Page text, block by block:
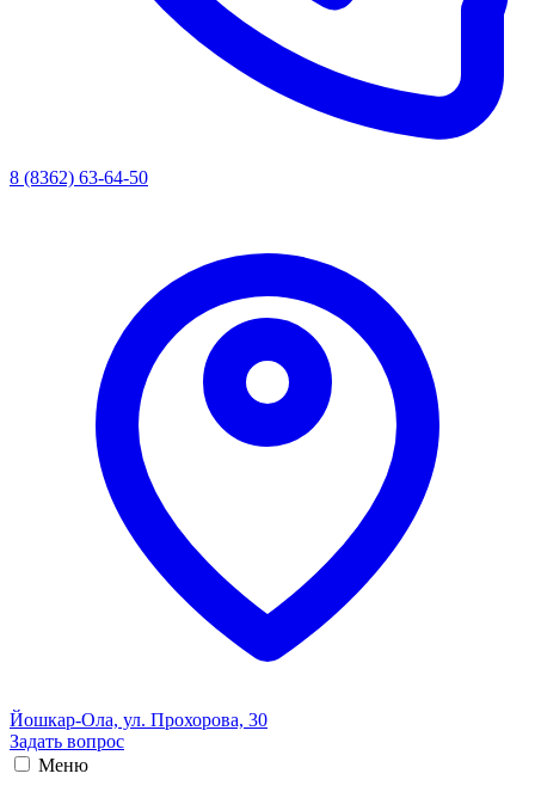
8 (8362) 63-64-50
Йошкар-Ола, ул. Прохорова, 30
Задать вопрос
Меню